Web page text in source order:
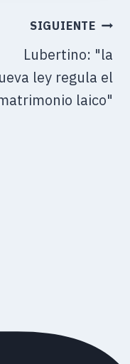
SIGUIENTE
Lubertino: "la
ley regula el
laico"